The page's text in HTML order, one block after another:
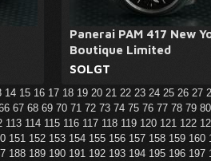
Panerai PAM 417 New
Boutique Limited
SOLGT
14 15 16 17 18 19 20 21 22 23 24 25 26 27
67 68 69 70 71 72 73 74 75 76 77 78 79
113 114 115 116 117 118 119 120 121 122
151 152 153 154 155 156 157 158 159 160
188 189 190 191 192 193 194 195 196 197